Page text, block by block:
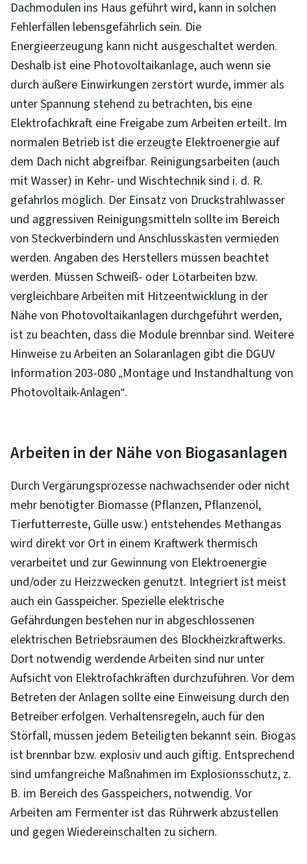
Dachmodulen ins Haus geführt wird, kann in solchen
Fehlerfällen lebensgefährlich sein. Die
Energieerzeugung kann nicht ausgeschaltet werden.
Deshalb ist eine Photovoltaikanlage, auch wenn sie
durch äußere Einwirkungen zerstört wurde, immer als
unter Spannung stehend zu betrachten, bis eine
Elektrofachkraft eine Freigabe zum Arbeiten erteilt. Im
normalen Betrieb ist die erzeugte Elektroenergie auf
dem Dach nicht abgreifbar. Reinigungsarbeiten (auch
mit Wasser) in Kehr- und Wischtechnik sind i. d. R.
gefahrlos möglich. Der Einsatz von Druckstrahlwasser
und aggressiven Reinigungsmitteln sollte im Bereich
von Steckverbindern und Anschlusskästen vermieden
werden. Angaben des Herstellers müssen beachtet
werden. Müssen Schweiß- oder Lötarbeiten bzw.
vergleichbare Arbeiten mit Hitzeentwicklung in der
Nähe von Photovoltaikanlagen durchgeführt werden,
ist zu beachten, dass die Module brennbar sind. Weitere
Hinweise zu Arbeiten an Solaranlagen gibt die DGUV
Information 203-080 „Montage und Instandhaltung von
Photovoltaik-Anlagen“.
Arbeiten in der Nähe von Biogasanlagen
Durch Vergärungsprozesse nachwachsender oder nicht
mehr benötigter Biomasse (Pflanzen, Pflanzenöl,
Tierfutterreste, Gülle usw.) entstehendes Methangas
wird direkt vor Ort in einem Kraftwerk thermisch
verarbeitet und zur Gewinnung von Elektroenergie
und/oder zu Heizzwecken genutzt. Integriert ist meist
auch ein Gasspeicher. Spezielle elektrische
Gefährdungen bestehen nur in abgeschlossenen
elektrischen Betriebsräumen des Blockheizkraftwerks.
Dort notwendig werdende Arbeiten sind nur unter
Aufsicht von Elektrofachkräften durchzuführen. Vor dem
Betreten der Anlagen sollte eine Einweisung durch den
Betreiber erfolgen. Verhaltensregeln, auch für den
Störfall, müssen jedem Beteiligten bekannt sein. Biogas
ist brennbar bzw. explosiv und auch giftig. Entsprechend
sind umfangreiche Maßnahmen im Explosionsschutz, z.
B. im Bereich des Gasspeichers, notwendig. Vor
Arbeiten am Fermenter ist das Rührwerk abzustellen
und gegen Wiedereinschalten zu sichern.